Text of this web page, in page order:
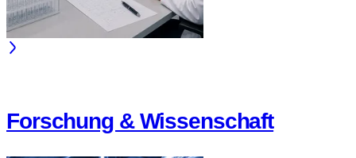
Forschung & Wissenschaft